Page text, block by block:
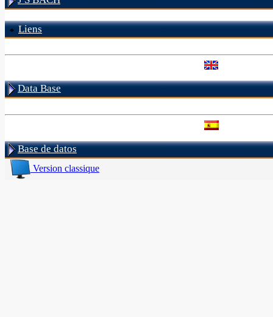
Liens
Data Base
Base de datos
Version classique